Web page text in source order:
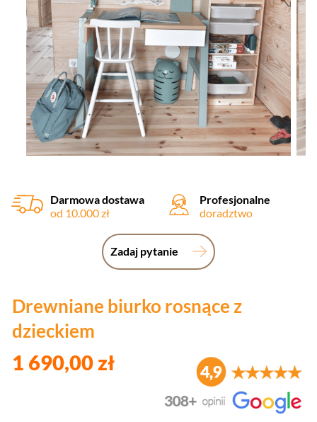
Darmowa dostawa
od 10.000 zł
Profesjonalne
doradztwo
Zadaj pytanie
Drewniane biurko rosnące z
dzieckiem
1 690,00 zł